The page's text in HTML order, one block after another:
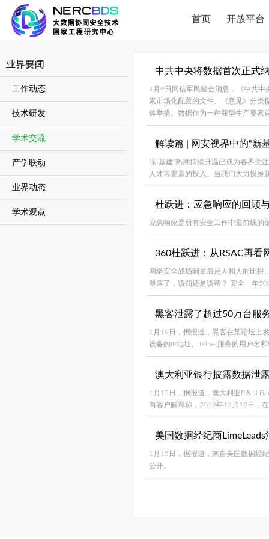
首页 开放平台
业界要闻
工作动态
技术研发
学术交流
产学联动
业界动态
学术观点
中共中央将数据首次正式
4月9日网信军民融合消息，《中共中
素市场化配置的文件。《意见》分类
体举措。数据作为一种新型生产要素
解读篇 | 网安视界中的“新
“新基建”热潮持续升温已成为各界关
人才等要素的投入。当我们大力投
杜跃进：应急响应的回顾
应急响应是所有安全工作中最前线的
360杜跃进：从RSAC再看
网络安全战场到最后是人和人的比拼
泄露了，该罚还是该帮？ 安全一年
黑客泄露了超过50万台服
1月19日，据报道，黑客在某论坛上
设备的IP地址、Telnet服务的用户名
澳大利亚银行披露数据泄
1月15日，据报道，澳大利亚P＆N
向客户解释称，2019年12月12日，
美国数据经纪商
1月15日，据报道，来自美国数据经
公开。